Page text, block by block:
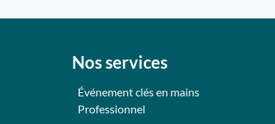
Nos services
Événement clés en mains
Professionnel